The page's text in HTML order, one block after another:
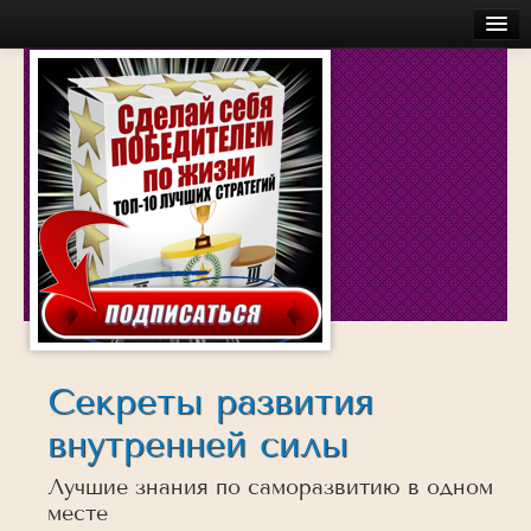
Главная
Бесплатное
Моя История
Об авторе
Обучение
Услуги
Аудио
Беседы с успешными людьми
Думай
Инсайты
Секреты развития
внутренней силы
Лучшие знания по саморазвитию в одном
месте